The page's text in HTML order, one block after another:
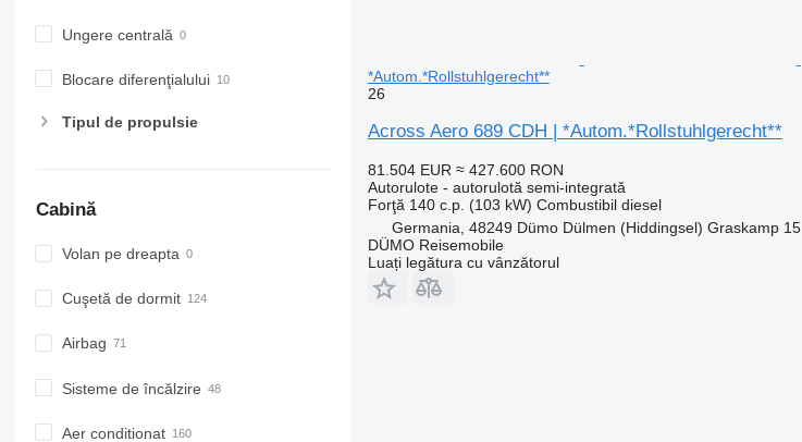
Ungere centrală
Blocare diferenţialului
Tipul de propulsie
Cabină
Volan pe dreapta
Cuşetă de dormit
Airbag
Sisteme de încălzire
Aer conditionat
*Autom.*Rollstuhlgerecht**
26
Across Aero 689 CDH | *Autom.*Rollstuhlgerecht**
81.504 EUR ≈ 427.600 RON
Autorulote - autorulotă semi-integrată
Forţă 140 c.p. (103 kW) Combustibil diesel
Germania, 48249 Dümo Dülmen (Hiddingsel) Graskamp 15
DÜMO Reisemobile
Luați legătura cu vânzătorul